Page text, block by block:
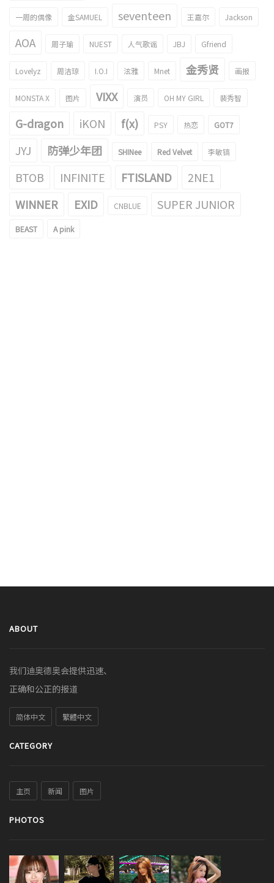
一周的偶像 金SAMUEL seventeen 王嘉尔 Jackson
AOA 周子瑜 NUEST 人气歌谣 JBJ Gfriend
Lovelyz 周洁琼 I.O.I 泫雅 Mnet 金秀贤 画报
MONSTA X 图片 VIXX 演员 OH MY GIRL 裴秀智
G-dragon iKON f(x) PSY 热恋 GOT7
JYJ 防弹少年团 SHINee Red Velvet 李敏镐
BTOB INFINITE FTISLAND
2NE1
WINNER
EXID CNBLUE SUPER JUNIOR
BEAST A pink
ABOUT
我们迪奥德奥会提供迅速、
正确和公正的报道
简体中文 繁體中文
CATEGORY
主页 新闻 图片
PHOTOS